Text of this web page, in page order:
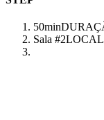
50min
Sala #2